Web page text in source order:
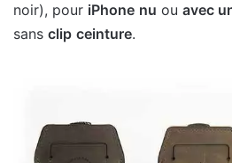
noir), pour iPhone nu ou avec
sans clip ceinture.